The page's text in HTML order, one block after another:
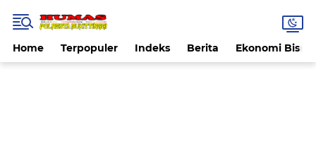
Home Terpopuler Indeks Berita Ekonomi Bisnis